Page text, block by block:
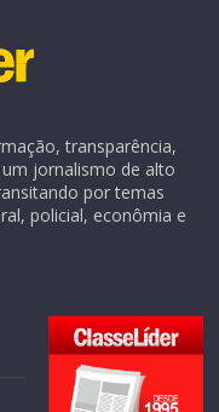
transparência,
jornalismo de alto
por temas
policial, econômia e